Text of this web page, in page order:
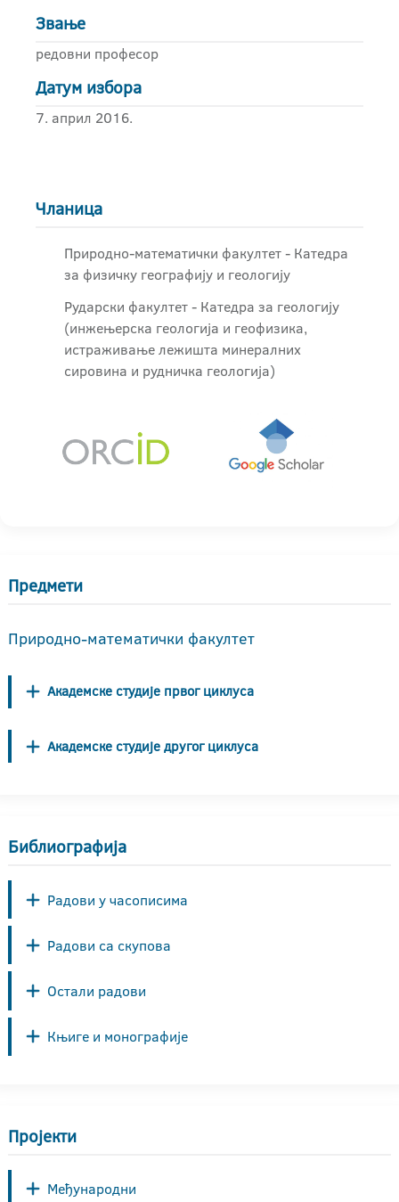
Звање
редовни професор
Датум избора
7. април 2016.
Чланица
Природно-математички факултет - Катедра
за физичку географију и геологију
Рударски факултет - Катедра за геологију
(инжењерска геологија и геофизика,
истраживање лежишта минералних
сировина и рудничка геологија)
Предмети
Природно-математички факултет
Академске студије првог циклуса
Академске студије другог циклуса
Библиографија
Радови у часописима
Радови са скупова
Остали радови
Књиге и монографије
Пројекти
Међународни